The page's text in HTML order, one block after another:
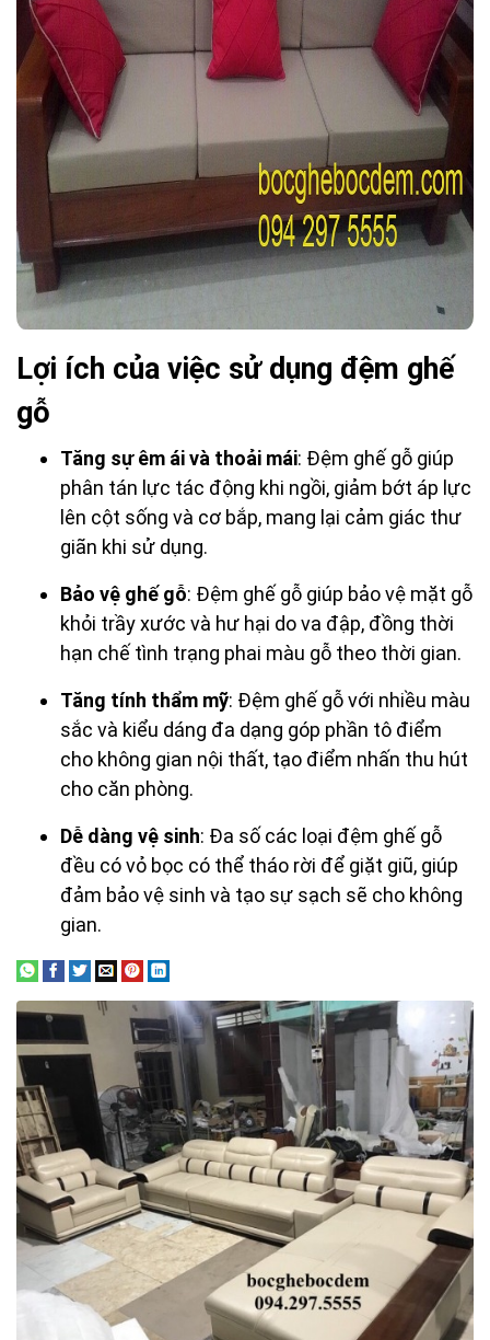
Lợi ích của việc sử dụng đệm ghế
gỗ
Tăng sự êm ái và thoải mái: Đệm ghế gỗ giúp
phân tán lực tác động khi ngồi, giảm bớt áp lực
lên cột sống và cơ bắp, mang lại cảm giác thư
giãn khi sử dụng.
Bảo vệ ghế gỗ: Đệm ghế gỗ giúp bảo vệ mặt gỗ
khỏi trầy xước và hư hại do va đập, đồng thời
hạn chế tình trạng phai màu gỗ theo thời gian.
Tăng tính thẩm mỹ: Đệm ghế gỗ với nhiều màu
sắc và kiểu dáng đa dạng góp phần tô điểm
cho không gian nội thất, tạo điểm nhấn thu hút
cho căn phòng.
Dễ dàng vệ sinh: Đa số các loại đệm ghế gỗ
đều có vỏ bọc có thể tháo rời để giặt giũ, giúp
đảm bảo vệ sinh và tạo sự sạch sẽ cho không
gian.